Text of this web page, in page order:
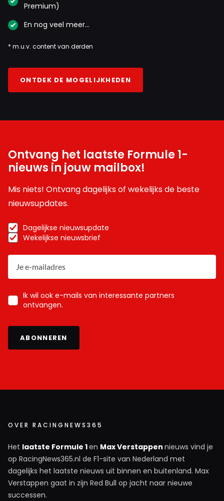
Premium)
En nog veel meer…
* m.u.v. content van derden
ONTDEK DE MOGELIJKHEDEN
Ontvang het laatste Formule 1-
nieuws in jouw mailbox!
Mis niets! Ontvang dagelijks of wekelijks de beste
nieuwsupdates.
Dagelijkse nieuwsupdate
Wekelijkse nieuwsbrief
Ik wil ook e-mails van interessante partners
ontvangen.
ABONNEREN
OVER RACINGNEWS365
Het laatste Formule 1en Max Verstappen nieuws vind je
op RacingNews365.nl de F1-site van Nederland met
dagelijks het laatste nieuws uit binnen en buitenland. Max
Verstappen gaat in zijn Red Bull op jacht naar nieuwe
successen.